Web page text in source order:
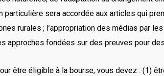
particulière sera accordée aux articles qui
rurales ; l’appropriation des médias par
approches fondées sur des preuves pour
être éligible à la bourse, vous devez : (1)